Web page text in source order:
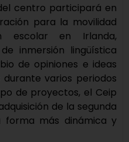
centro participará en
para la movilidad
escolar en Irlanda,
inmersión lingüística
de opiniones e ideas
varios periodos
de proyectos, el Ceip
de la segunda
forma más dinámica y